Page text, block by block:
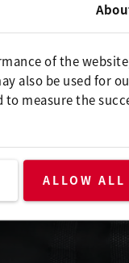
of the
also be used for
measure the
ALLOW ALL